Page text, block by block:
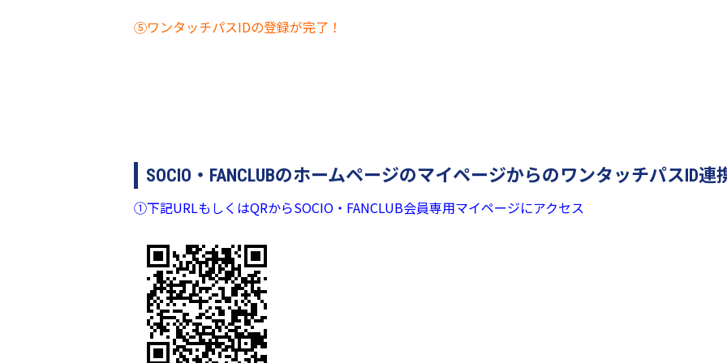
⑤ワンタッチパスIDの登録が完了！
SOCIO・FANCLUBのホームページのマイページからのワンタッチパスID連
①下記URLもしくはQRからSOCIO・FANCLUB会員専用マイページにアクセス